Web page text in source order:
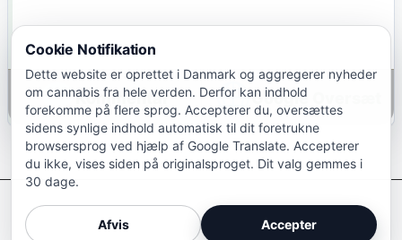
Google Oversæt
Afkriminaliser Cannabis
Cookie Notifikation
Dette website er oprettet i Danmark og aggregerer nyheder
om cannabis fra hele verden. Derfor kan indhold
forekomme på flere sprog. Accepterer du, oversættes
sidens synlige indhold automatisk til dit foretrukne
browsersprog ved hjælp af Google Translate. Accepterer
du ikke, vises siden på originalsproget. Dit valg gemmes i
30 dage.
Afvis Accepter